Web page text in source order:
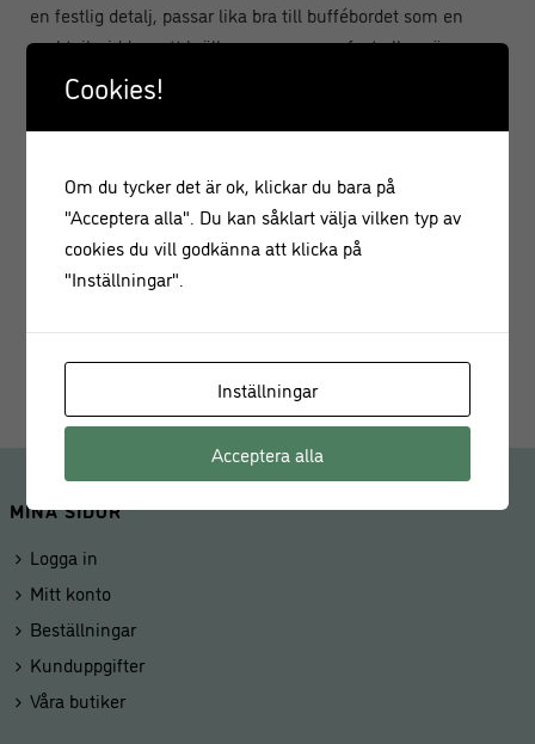
en festlig detalj, passar lika bra till buffébordet som en
cocktailmiddag, ett bröllop, en examensfest eller när
jubilaren ska firas. Eftersom vinkylaren är tillverkad i
aluminium är den lätt i sig själv och kan med fördel tas
med ut på balkongen, till trädgården eller varför inte fylla
present?
• Endast handdisk, torka torr med handduk
• Höjd:23 cm
MINA SIDOR
Logga in
Mitt konto
Beställningar
Kunduppgifter
Våra butiker
Cookies!
Om du tycker det är ok, klickar du bara på
"Acceptera alla". Du kan såklart välja vilken typ av
cookies du vill godkänna att klicka på
"Inställningar".
Inställningar
Acceptera alla